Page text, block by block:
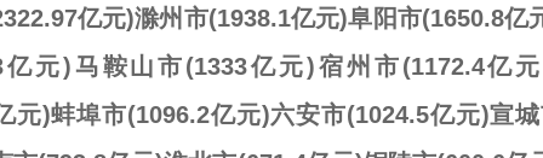
亿元)滁州市(1938.1亿元)阜阳市(1650.8亿
亿元)马鞍山市(1333亿元)宿州市(1172.4亿
元)蚌埠市(1096.2亿元)六安市(1024.5亿元)宣